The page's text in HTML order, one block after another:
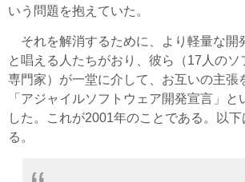
いう問題を抱えていた。
それを解消するために、より軽量な開
と唱える人たちがおり、彼ら（17人の
専門家）が一堂に介して、お互いの主張
「アジャイルソフトウェア開発宣言」と
した。これが2001年のことである。以
る。